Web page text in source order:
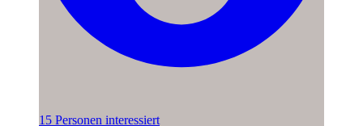
15 Personen interessiert